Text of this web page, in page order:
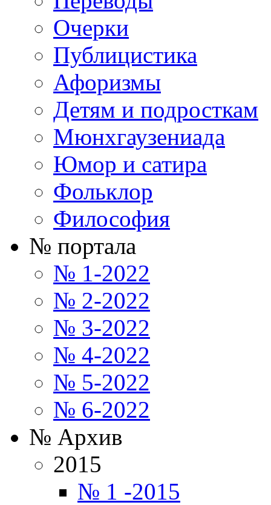
Очерки
Публицистика
Афоризмы
Детям и подросткам
Мюнхгаузениада
Юмор и сатира
Фольклор
Философия
№ портала
№ 1-2022
№ 2-2022
№ 3-2022
№ 4-2022
№ 5-2022
№ 6-2022
№ Архив
2015
№ 1 -2015